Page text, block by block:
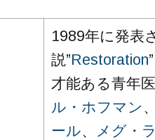
1989年に発表
説”Restoration
才能ある青年
ル・ホフマン
ール、 メグ・